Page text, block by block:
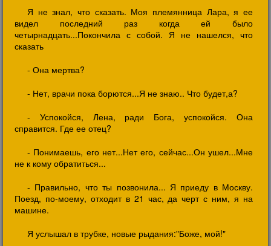
Я не знал, что сказать. Моя племянница Лара, я ее
видел последний раз когда ей было
четырнадцать...Покончила с собой. Я не нашелся, что
сказать
- Она мертва?
- Нет, врачи пока борются...Я не знаю.. Что будет,а?
- Успокойся, Лена, ради Бога, успокойся. Она
справится. Где ее отец?
- Понимаешь, его нет...Нет его, сейчас...Он ушел...Мне
не к кому обратиться...
- Правильно, что ты позвонила... Я приеду в Москву.
Поезд, по-моему, отходит в 21 час, да черт с ним, я на
машине.
Я услышал в трубке, новые рыдания:"Боже, мой!"